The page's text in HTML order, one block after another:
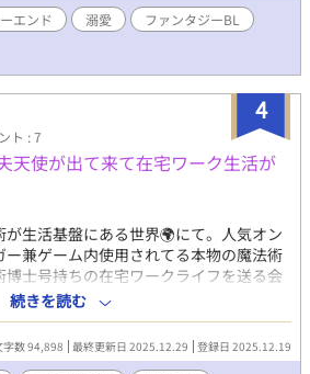
エンド 溺愛
ファンタジーBL
4
ト : 7
天使が出て来て在宅ワーク生活が
生活基盤にある世界🌍にて。人気オン
ー兼ゲーム内使用されてる本物の魔法術
士号持ちの在宅ワークライフを送る会
ム内で発見した召喚魔法術を出来心で試
の生き物ならばと思い天使イリディウ
成功してしまった。しかも現れた天使イ
のボロボロで… 前半はほのぼの、30話ま
続きを読む
字数 94,898 最終更新日 2025.12.29 登録日 2025.12.19